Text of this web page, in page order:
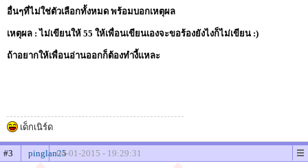
อื่นๆที่ไม่ใช่ตัวเลือกทั้งหมด พร้อมบอกเหตุผล
เหตุผล : ไม่เขียนให้ 55 ให้เพื่อนเขียนเองจะขอร้องยังไงก็ไม่เขียน :)
ถ้าอยากให้เพื่อนอ่านออกก็ต้องทำงี้แหละ
เด็กเนิร์ด
#3 pinglan2504-01-2015 - 19:29:31